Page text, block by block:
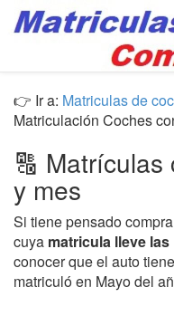
👉 Ir a: Matriculas de
Matriculación Coches
🔠
y mes
Si tiene pensado
cuya matricula lleve las
conocer que el auto
matriculó en Mayo del